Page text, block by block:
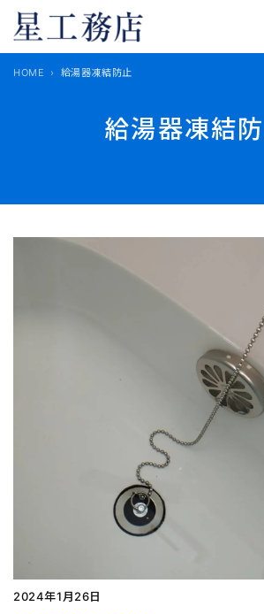
を
給湯器凍結
HOME 給湯器凍結防止
2024年1月26日